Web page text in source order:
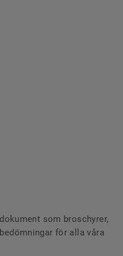
som broschyrer,
för alla våra